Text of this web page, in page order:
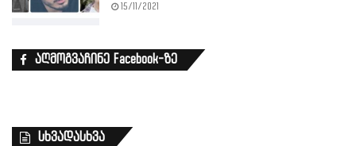
15/11/2021
აღმოგვაჩინე Facebook-ზე
სხვადასხვა